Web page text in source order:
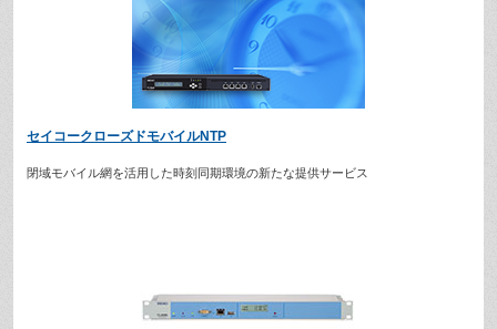
セイコークローズドモバイルNTP
閉域モバイル網を活用した時刻同期環境の新たな提供サービス